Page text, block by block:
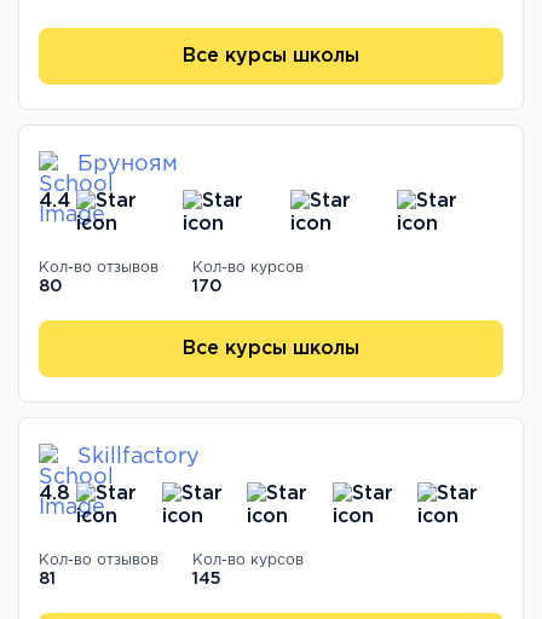
Все курсы школы
Бруноям
4.4
Кол-во отзывов
80
Кол-во курсов
170
Все курсы школы
Skillfactory
4.8
Кол-во отзывов
81
Кол-во курсов
145